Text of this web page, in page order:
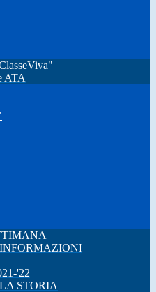
ATA
INFORMAZIONI
'22
STORIA